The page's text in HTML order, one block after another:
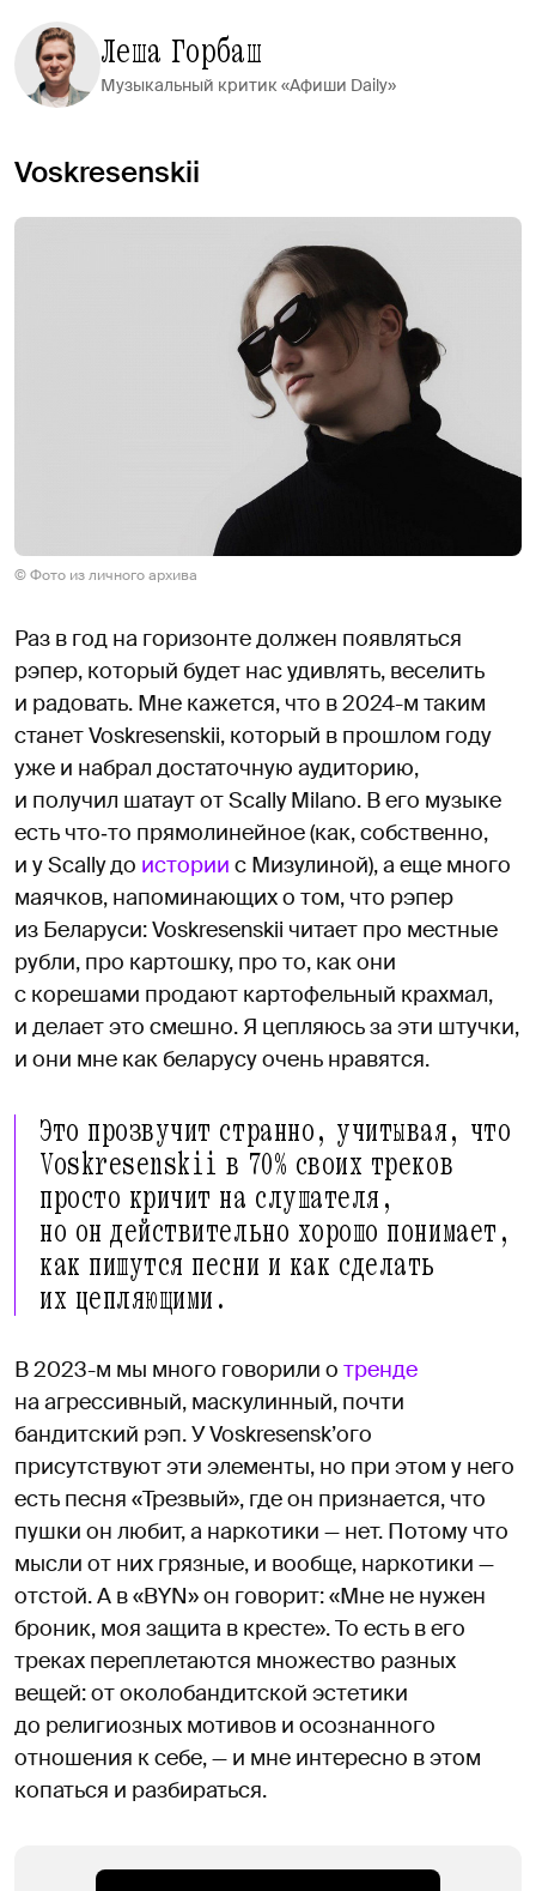
Леша Горбаш
Музыкальный критик «Афиши Daily»
Voskresenskii
© Фото из личного архива
Раз в год на горизонте должен появляться
рэпер, который будет нас удивлять, веселить
и радовать. Мне кажется, что в 2024-м таким
станет Voskresenskii, который в прошлом году
уже и набрал достаточную аудиторию,
и получил шатаут от Scally Milano. В его музыке
есть что‑то прямолинейное (как, собственно,
и у Scally до истории с Мизулиной), а еще много
маячков, напоминающих о том, что рэпер
из Беларуси: Voskresenskii читает про местные
рубли, про картошку, про то, как они
с корешами продают картофельный крахмал,
и делает это смешно. Я цепляюсь за эти штучки,
и они мне как беларусу очень нравятся.
Это прозвучит странно, учитывая, что
Voskresenskii в 70% своих треков
просто кричит на слушателя,
но он действительно хорошо понимает,
как пишутся песни и как сделать
их цепляющими.
В 2023-м мы много говорили о тренде
на агрессивный, маскулинный, почти
бандитский рэп. У Voskresensk’ого
присутствуют эти элементы, но при этом у него
есть песня «Трезвый», где он признается, что
пушки он любит, а наркотики — нет. Потому что
мысли от них грязные, и вообще, наркотики —
отстой. А в «BYN» он говорит: «Мне не нужен
броник, моя защита в кресте». То есть в его
треках переплетаются множество разных
вещей: от околобандитской эстетики
до религиозных мотивов и осознанного
отношения к себе, — и мне интересно в этом
копаться и разбираться.